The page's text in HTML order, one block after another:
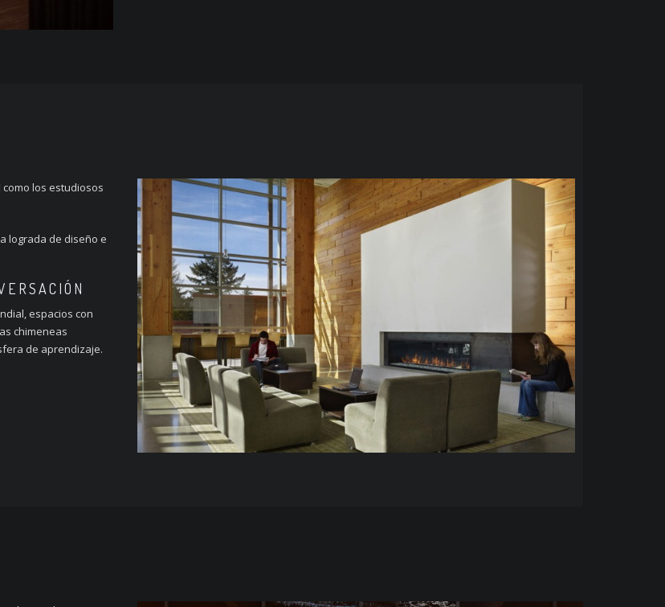
los estudiosos
lograda de diseño e
espacios con
chimeneas
de aprendizaje.